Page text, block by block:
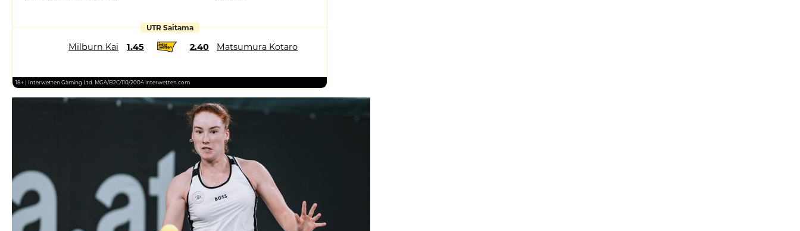
UTR Saitama
Milburn Kai 1.45 2.40 Matsumura Kotaro
18+ | Interwetten Gaming Ltd. MGA/B2C/110/2004 interwetten.com